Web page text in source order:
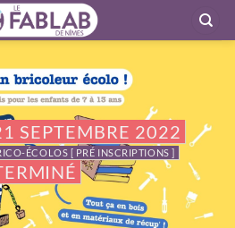
SEPTEMBRE 2022
ÉCOLOS [ PRÉ INSCRIPTIONS ]